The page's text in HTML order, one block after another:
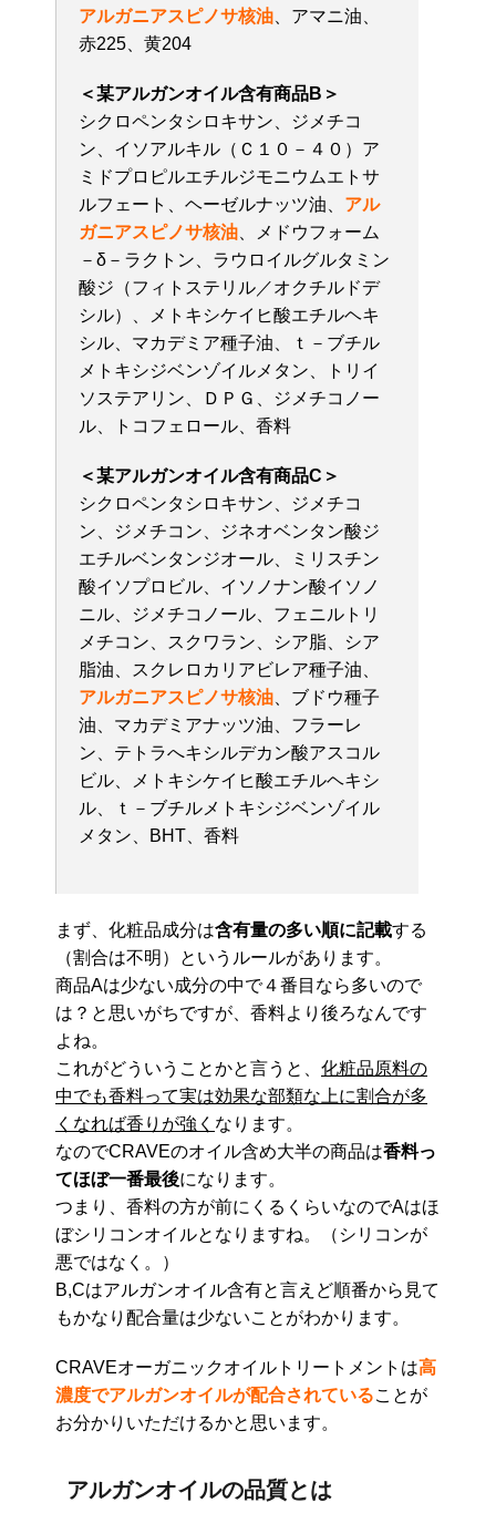
アルガニアスピノサ核油 、アマニ油、
赤225、黄204
＜某アルガンオイル含有商品B＞
シクロペンタシロキサン、ジメチコ
ン、イソアルキル（Ｃ１０－４０）ア
ミドプロピルエチルジモニウムエトサ
ルフェート、ヘーゼルナッツ油、 アル
ガニアスピノサ核油 、メドウフォーム
－δ－ラクトン、ラウロイルグルタミン
酸ジ（フィトステリル／オクチルドデ
シル）、メトキシケイヒ酸エチルヘキ
シル、マカデミア種子油、ｔ－ブチル
メトキシジベンゾイルメタン、トリイ
ソステアリン、ＤＰＧ、ジメチコノー
ル、トコフェロール、香料
＜某アルガンオイル含有商品C＞
シクロペンタシロキサン、ジメチコ
ン、ジメチコン、ジネオベンタン酸ジ
エチルベンタンジオール、ミリスチン
酸イソプロビル、イソノナン酸イソノ
ニル、ジメチコノール、フェニルトリ
メチコン、スクワラン、シア脂、シア
脂油、スクレロカリアビレア種子油、
アルガニアスピノサ核油 、ブドウ種子
油、マカデミアナッツ油、フラーレ
ン、テトラへキシルデカン酸アスコル
ビル、メトキシケイヒ酸エチルヘキシ
ル、ｔ－ブチルメトキシジベンゾイル
メタン、BHT、香料
まず、化粧品成分は含有量の多い順に記載する
（割合は不明）というルールがあります。
商品Aは少ない成分の中で４番目なら多いので
は？と思いがちですが、香料より後ろなんです
よね。
これがどういうことかと言うと、 化粧品原料の
中でも香料って実は効果な部類な上に割合が多
くなれば香りが強く なります。
なのでCRAVEのオイル含め大半の商品は香料っ
てほぼ一番最後になります。
つまり、香料の方が前にくるくらいなのでAはほ
ぼシリコンオイルとなりますね。（シリコンが
悪ではなく。）
B,Cはアルガンオイル含有と言えど順番から見て
もかなり配合量は少ないことがわかります。
CRAVEオーガニックオイルトリートメントは高
濃度でアルガンオイルが配合されていることが
お分かりいただけるかと思います。
アルガンオイルの品質とは